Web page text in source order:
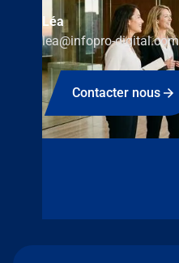
Léa
lea@infopro-digital.com
Contacter nous